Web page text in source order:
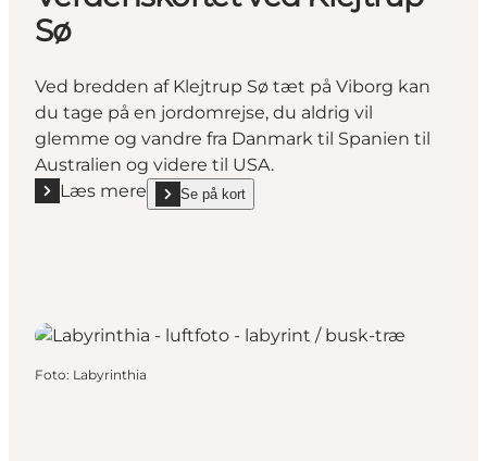
Sø
Ved bredden af Klejtrup Sø tæt på Viborg kan
du tage på en jordomrejse, du aldrig vil
glemme og vandre fra Danmark til Spanien til
Australien og videre til USA.
Læs mere
Læs mere "Verdenskortet ved Klejtrup Sø"
Se på kort
show Verdenskortet ved Klejtrup Sø on_map
Foto: Labyrinthia